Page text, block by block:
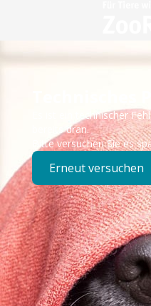
Technisches
Es ist ein technischer
bereits dran.
Bitte versuchen Sie es
Erneut versuchen